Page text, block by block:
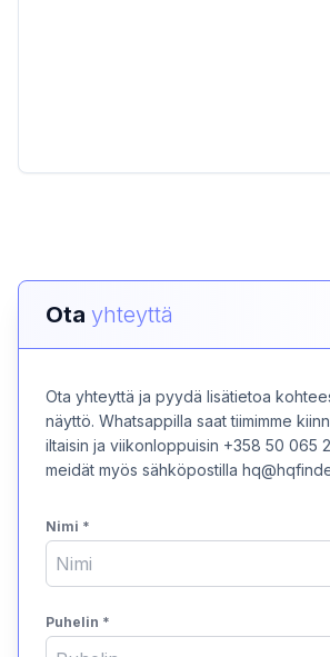
Ota yhteyttä
Ota yhteyttä ja pyydä lisätietoa
näyttö. Whatsappilla saat tiimimme
iltaisin ja viikonloppuisin +358 50 065
meidät myös sähköpostilla
Nimi *
Puhelin *